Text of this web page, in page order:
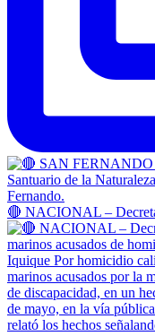
🔴 NACIONAL –